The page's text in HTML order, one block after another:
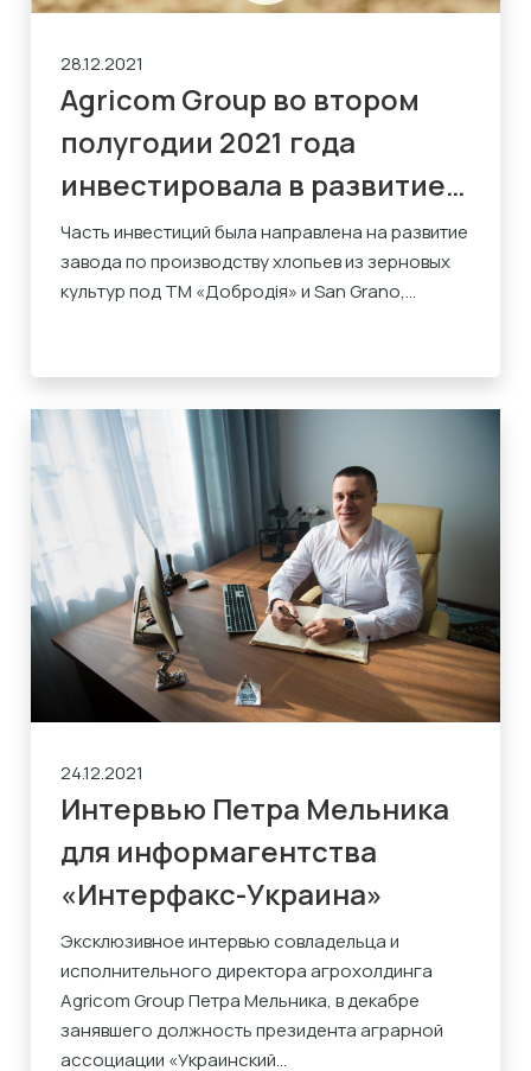
28.12.2021
Agricom Group во втором
полугодии 2021 года
инвестировала в развитие
бизнеса около $2 млн
Часть инвестиций была направлена на развитие
завода по производству хлопьев из зерновых
культур под ТМ «Добродія» и San Grano,...
24.12.2021
Интервью Петра Мельника
для информагентства
«Интерфакс-Украина»
Эксклюзивное интервью совладельца и
исполнительного директора агрохолдинга
Agricom Group Петра Мельника, в декабре
занявшего должность президента аграрной
ассоциации «Украинский...